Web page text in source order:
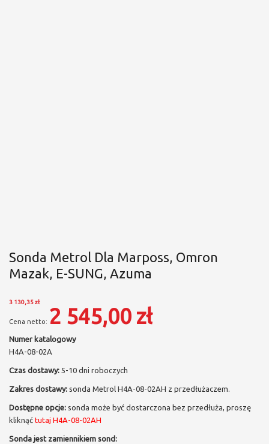
Sonda Metrol Dla Marposs, Omron
Mazak, E-SUNG, Azuma
3 130,35 zł
2 545,00 zł
Numer katalogowy
H4A-08-02A
Czas dostawy: 5-10 dni roboczych
Zakres dostawy: sonda Metrol H4A-08-02AH z przedłużaczem.
Dostępne opcje: sonda może być dostarczona bez przedłuża, proszę
kliknąć tutaj H4A-08-02AH
Sonda jest zamiennikiem sond: